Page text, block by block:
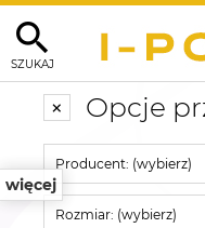
SZUKAJ
więcej
Opcje
Producent: (wybierz)
Rozmiar: (wybierz)